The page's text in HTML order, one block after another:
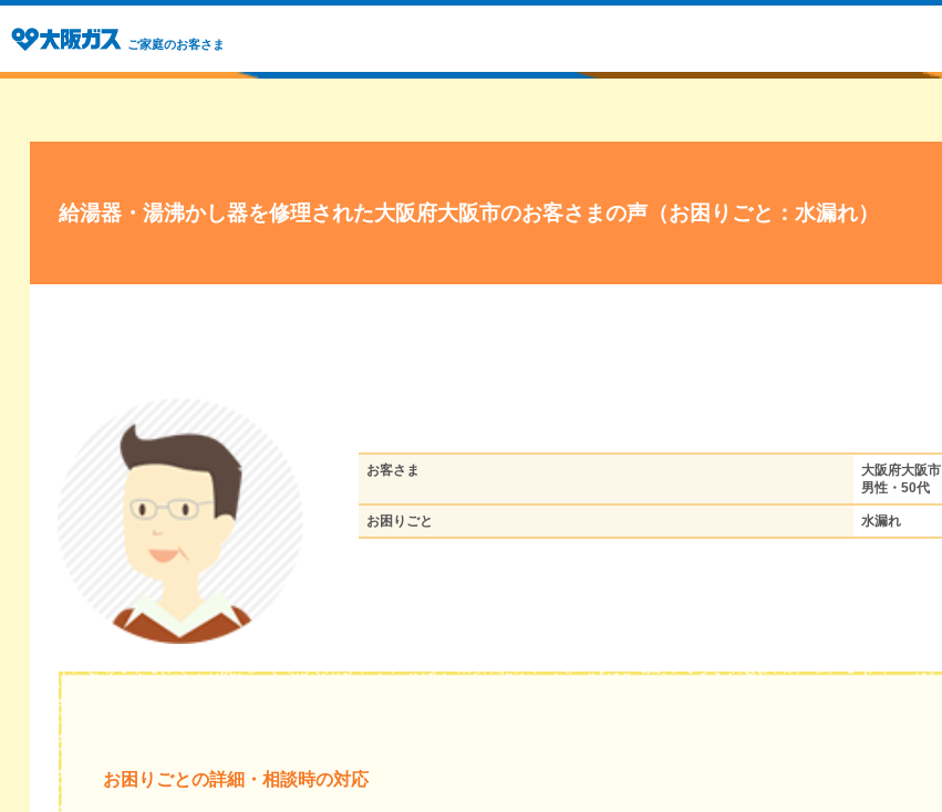
ご家庭のお客さま
給湯器・湯沸かし器を修理された大阪府大阪市のお客さまの声（お困りごと：水漏れ）
お客さま
大阪府大阪市
男性・50代
お困りごと 水漏れ
お困りごとの詳細・相談時の対応